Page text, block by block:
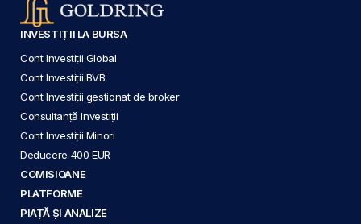
INVESTIȚII LA BURSA
Cont Investiții Global
Cont Investiții BVB
Cont Investiții gestionat de broker
Consultanță Investiții
Cont Investiții Minori
Deducere 400 EUR
COMISIOANE
PLATFORME
PIAȚĂ ȘI ANALIZE